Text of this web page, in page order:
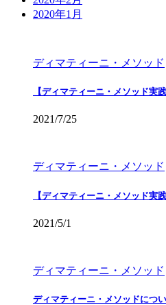
2020年1月
ディマティーニ・メソッド
【ディマティーニ・メソッド実
2021/7/25
ディマティーニ・メソッド
【ディマティーニ・メソッド実
2021/5/1
ディマティーニ・メソッド
ディマティーニ・メソッドにつ